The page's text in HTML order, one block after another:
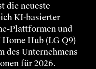
die neueste
KI-basierter
Plattformen und
Hub (LG Q9)
des Unternehmens
für 2026.